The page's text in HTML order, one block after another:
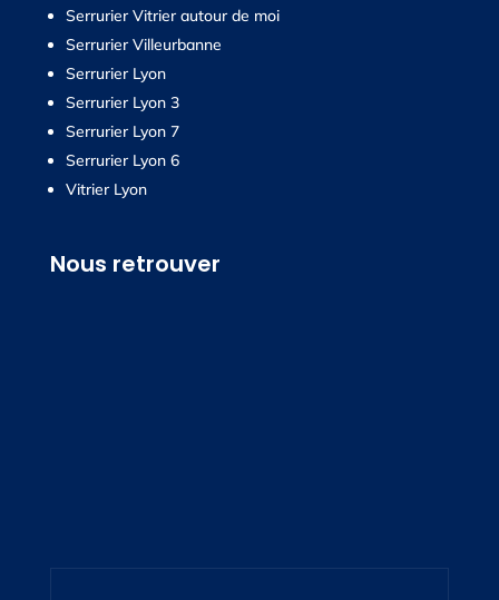
Serrurier Vitrier autour de moi
Serrurier Villeurbanne
Serrurier Lyon
Serrurier Lyon 3
Serrurier Lyon 7
Serrurier Lyon 6
Vitrier Lyon
Nous retrouver